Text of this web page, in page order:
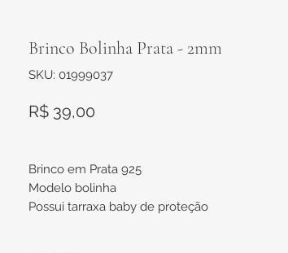
Brinco Bolinha Prata - 2mm
SKU: 01999037
R$ 39,00
Brinco em Prata 925
Modelo bolinha
Possui tarraxa baby de proteção